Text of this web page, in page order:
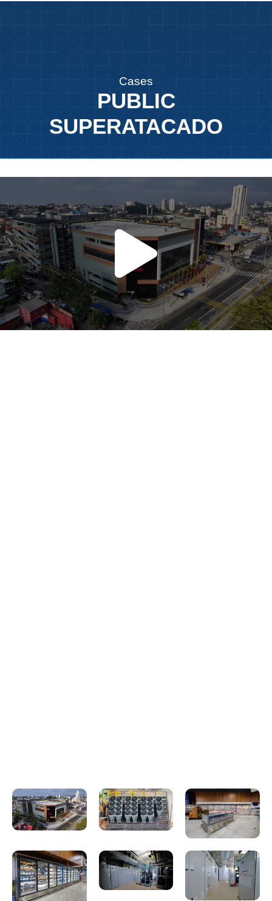
Cases
PUBLIC
SUPERATACADO